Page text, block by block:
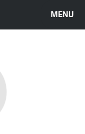
MENU